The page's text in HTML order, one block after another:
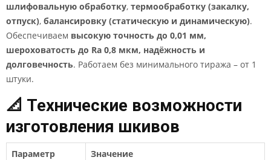
шлифовальную обработку, термообработку (закалку,
отпуск), балансировку (статическую и динамическую).
Обеспечиваем высокую точность до 0,01 мм,
шероховатость до Ra 0,8 мкм, надёжность и
долговечность. Работаем без минимального тиража – от 1
штуки.
📐 Технические возможности
изготовления шкивов
Параметр
Значение